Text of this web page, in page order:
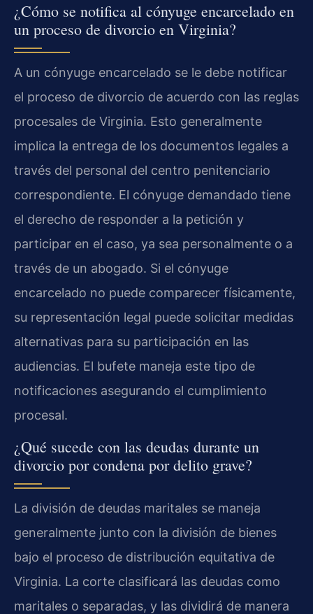
¿Cómo se notifica al cónyuge encarcelado en
un proceso de divorcio en Virginia?
A un cónyuge encarcelado se le debe notificar
el proceso de divorcio de acuerdo con las reglas
procesales de Virginia. Esto generalmente
implica la entrega de los documentos legales a
través del personal del centro penitenciario
correspondiente. El cónyuge demandado tiene
el derecho de responder a la petición y
participar en el caso, ya sea personalmente o a
través de un abogado. Si el cónyuge
encarcelado no puede comparecer físicamente,
su representación legal puede solicitar medidas
alternativas para su participación en las
audiencias. El bufete maneja este tipo de
notificaciones asegurando el cumplimiento
procesal.
¿Qué sucede con las deudas durante un
divorcio por condena por delito grave?
La división de deudas maritales se maneja
generalmente junto con la división de bienes
bajo el proceso de distribución equitativa de
Virginia. La corte clasificará las deudas como
maritales o separadas, y las dividirá de manera